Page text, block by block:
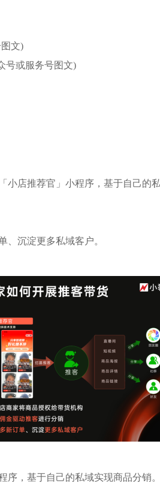
文)
号或服务号图文)
小店推荐官」小程序，基于自己的
、沉淀更多私域客户。
序，基于自己的私域实现商品分销。